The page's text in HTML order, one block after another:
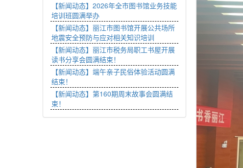
【新闻动态】2026年全市图书馆业务技能
培训班圆满举办
【新闻动态】丽江市图书馆开展公共场所
地震安全预防与应对相关知识培训
【新闻动态】丽江市税务局职工书屋开展
读书分享会圆满结束！
【新闻动态】端午亲子民俗体验活动圆满
结束！
【新闻动态】第160期周末故事会圆满结
束！